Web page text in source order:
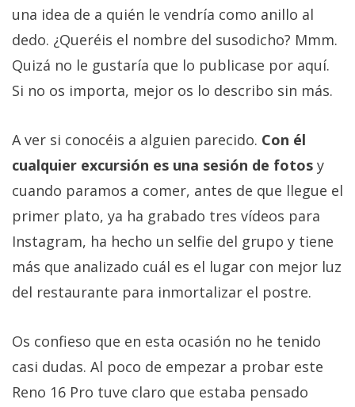
una idea de a quién le vendría como anillo al
dedo. ¿Queréis el nombre del susodicho? Mmm.
Quizá no le gustaría que lo publicase por aquí.
Si no os importa, mejor os lo describo sin más.
A ver si conocéis a alguien parecido. Con él
cualquier excursión es una sesión de fotos y
cuando paramos a comer, antes de que llegue el
primer plato, ya ha grabado tres vídeos para
Instagram, ha hecho un selfie del grupo y tiene
más que analizado cuál es el lugar con mejor luz
del restaurante para inmortalizar el postre.
Os confieso que en esta ocasión no he tenido
casi dudas. Al poco de empezar a probar este
Reno 16 Pro tuve claro que estaba pensado